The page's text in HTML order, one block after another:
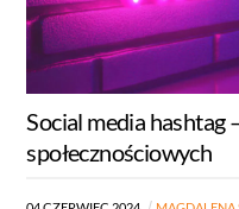
Social media hashtag
społecznościowych